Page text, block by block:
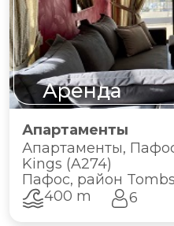
Аренда
Апартаменты
Апартаменты,
Kings (A274)
Пафос, район
400 m
6